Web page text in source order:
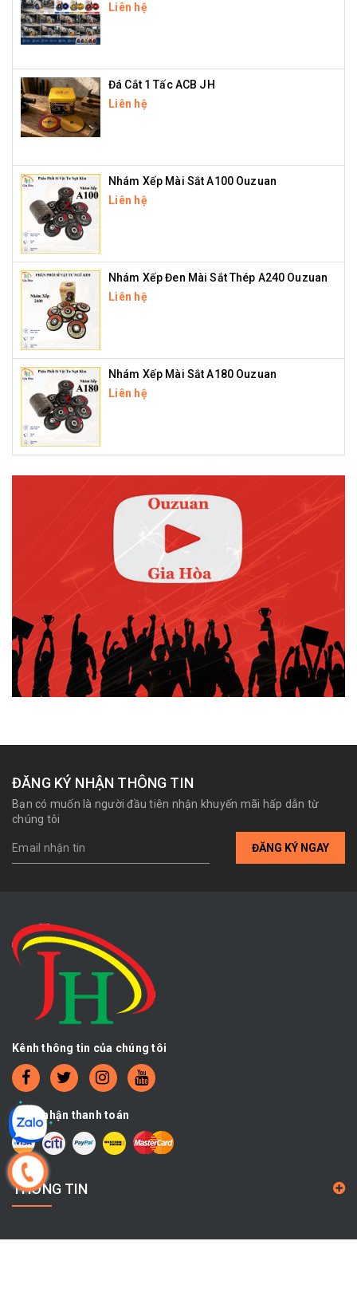
Liên hệ
Đá Cắt 1 Tấc ACB JH
Liên hệ
Nhám Xếp Mài Sắt A100 Ouzuan
Liên hệ
Nhám Xếp Đen Mài Sắt Thép A240 Ouzuan
Liên hệ
Nhám Xếp Mài Sắt A180 Ouzuan
Liên hệ
ĐĂNG KÝ NHẬN THÔNG TIN
Bạn có muốn là người đầu tiên nhận khuyến mãi hấp dẫn từ
chúng tôi
ĐĂNG KÝ NGAY
Kênh thông tin của chúng tôi
Chấp nhận thanh toán
THÔNG TIN